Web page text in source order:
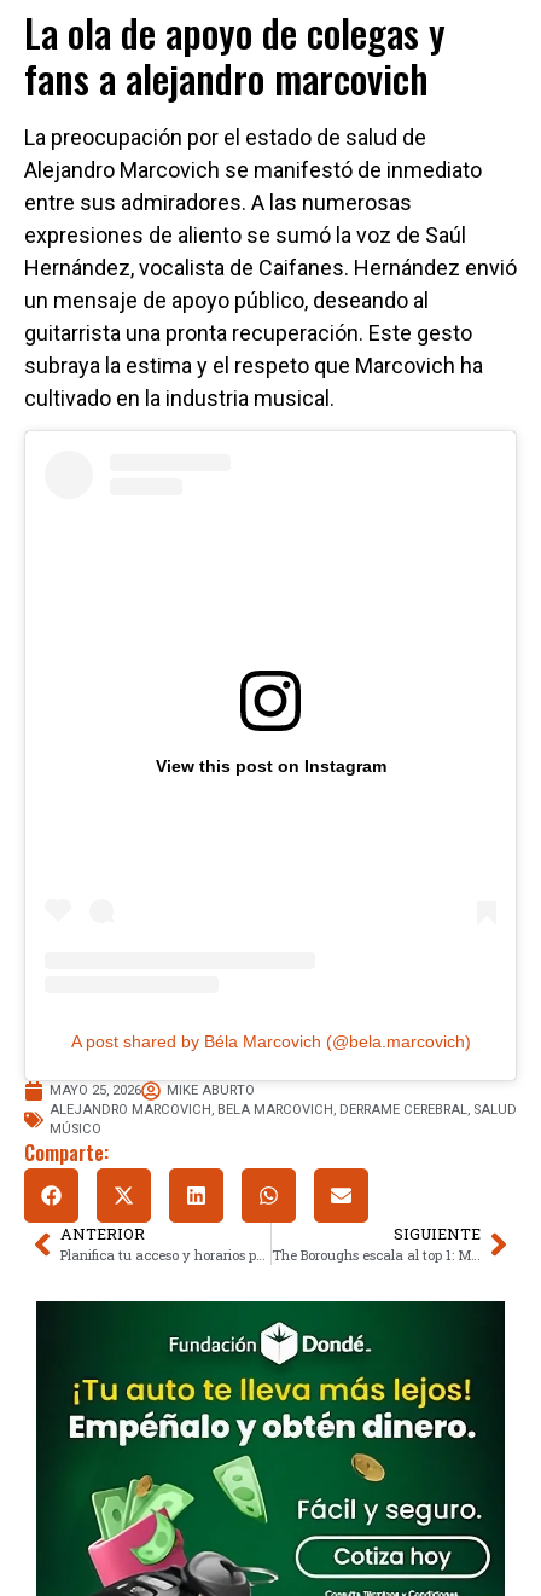
La ola de apoyo de colegas y
fans a alejandro marcovich
La preocupación por el estado de salud de
Alejandro Marcovich se manifestó de inmediato
entre sus admiradores. A las numerosas
expresiones de aliento se sumó la voz de Saúl
Hernández, vocalista de Caifanes. Hernández envió
un mensaje de apoyo público, deseando al
guitarrista una pronta recuperación. Este gesto
subraya la estima y el respeto que Marcovich ha
cultivado en la industria musical.
View this post on Instagram
A post shared by Béla Marcovich (@bela.marcovich)
MAYO 25, 2026
MIKE ABURTO
ALEJANDRO MARCOVICH , BELA MARCOVICH , DERRAME CEREBRAL, SALUD
MÚSICO
Comparte:
ANTERIOR
Planifica tu acceso y horarios para System of a Down en CDMX
SIGUIENTE
The Boroughs escala al top 1: Misterio alienígena reinventa la ciencia ficción